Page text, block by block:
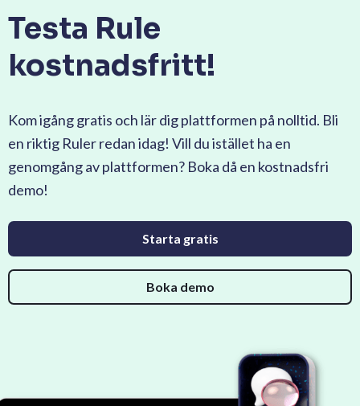
Testa Rule
kostnadsfritt!
Kom igång gratis och lär dig plattformen på nolltid. Bli
en riktig Ruler redan idag! Vill du istället ha en
genomgång av plattformen? Boka då en kostnadsfri
demo!
Starta gratis
Boka demo